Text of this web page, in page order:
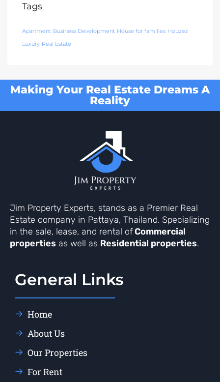
Tags
Apartment Business Development House for families Houzez
Luxury Real Estate
Making Your Real Estate Dreams A
Reality
Jim Property Experts, stands as a Premier Real
Estate company in Pattaya, Thailand. Specializing
in the sale, lease, and rental ofCommercial
properties as well as Residential properties.
General Links
Home
About Us
Our Properties
For Rent